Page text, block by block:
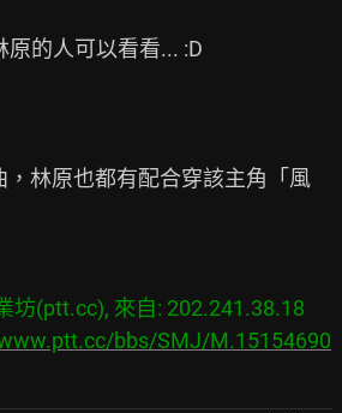
的人可以看看... :D
，林原也都有配合穿該主角「風
坊(ptt.cc), 來自: 202.241.38.18
bbs/SMJ/M.15154690